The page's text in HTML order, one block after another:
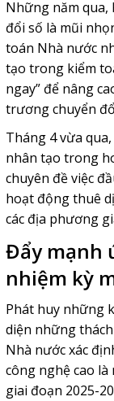
Những năm qua,
đổi số là mũi
toán Nhà nước
tạo trong kiểm
ngay” để nâng
trương chuyển
Tháng 4 vừa
nhân tạo trong
chuyên đề việc
hoạt động thuê
các địa phương
Đẩy mạnh
nhiệm kỳ
Phát huy những
diện những
Nhà nước xác
công nghệ cao
giai đoạn 2025-